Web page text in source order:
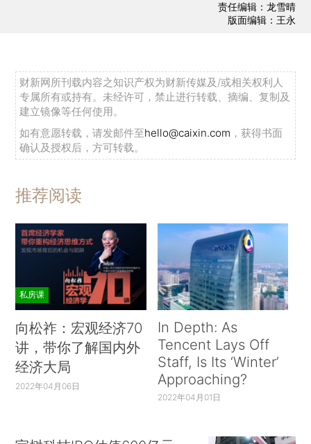
责任编辑：龙雪晴
版面编辑：王永
财新网所刊载内容之知识产权为财新传媒及/或相关权利人
专属所有或持有。未经许可，禁止进行转载、摘编、复制及
建立镜像等任何使用。
如有意愿转载，请发邮件至hello@caixin.com ，获得书面
确认及授权后，方可转载。
推荐阅读
私房课
向松祚：宏观经济70
讲，带你了解国内外
经济大局
2022年04月06日
In Depth: As
Tencent Lays Off
Staff, Is Its ‘Winter’
Approaching?
2022年04月01日